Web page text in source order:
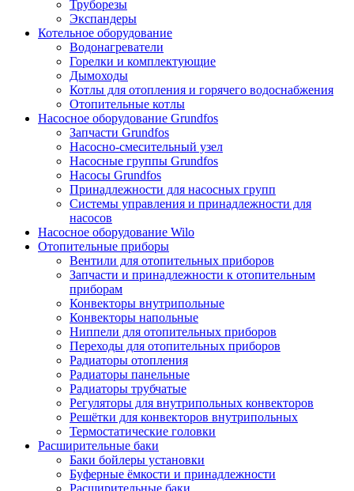
Труборезы
Экспандеры
Котельное оборудование
Водонагреватели
Горелки и комплектующие
Дымоходы
Котлы для отопления и горячего водоснабжения
Отопительные котлы
Насосное оборудование Grundfos
Запчасти Grundfos
Насосно-смесительный узел
Насосные группы Grundfos
Насосы Grundfos
Принадлежности для насосных групп
Системы управления и принадлежности для
насосов
Насосное оборудование Wilo
Отопительные приборы
Вентили для отопительных приборов
Запчасти и принадлежности к отопительным
приборам
Конвекторы внутрипольные
Конвекторы напольные
Ниппели для отопительных приборов
Переходы для отопительных приборов
Радиаторы отопления
Радиаторы панельные
Радиаторы трубчатые
Регуляторы для внутрипольных конвекторов
Решётки для конвекторов внутрипольных
Термостатические головки
Расширительные баки
Баки бойлеры установки
Буферные ёмкости и принадлежности
Расширительные баки